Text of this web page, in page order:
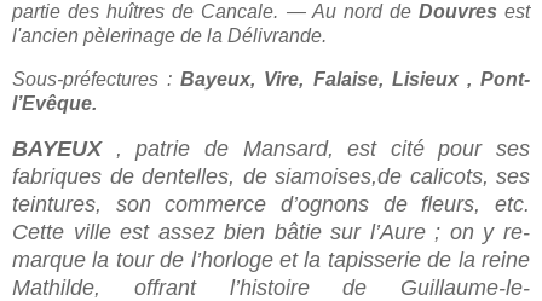
partie des huîtres de Cancale. — Au nord de Douvres est
l'ancien pèlerinage de la Délivrande.
Sous-préfectures :Bayeux, Vire, Falaise, Lisieux , Pont-
l’Evêque.
BAYEUX, patrie de Mansard, est cité pour ses
fabriques de den­telles, de siamoises,de calicots, ses
teintures, son commerce d’ognons de fleurs, etc.
Cette ville est assez bien bâtie sur l’Aure ; on y re­
marque la tour de l’horloge et la tapisserie de la reine
Mathilde, offrant l’histoire de Guillaume-le-